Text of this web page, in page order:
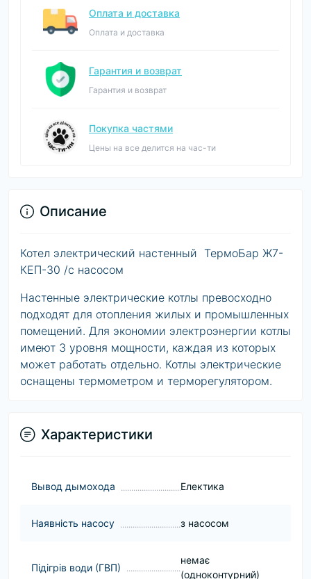
Оплата и доставка
Оплата и доставка
Гарантия и возврат
Гарантия и возврат
Покупка частями
Цены на все делится на час-ти
Описание
Котел электрический настенный ТермоБар Ж7-
КЕП-30 /с насосом
Настенные электрические котлы превосходно
подходят для отопления жилых и промышленных
помещений. Для экономии электроэнергии котлы
имеют 3 уровня мощности, каждая из которых
может работать отдельно. Котлы электрические
оснащены термометром и терморегулятором.
Характеристики
Вывод дымохода Електика
Наявність насосу з насосом
Підігрів води (ГВП)
немає
(одноконтурний)